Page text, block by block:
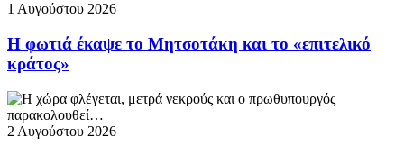
1 Αυγούστου 2026
Η φωτιά έκαψε το Μητσοτάκη και το «επιτελικό
κράτος»
2 Αυγούστου 2026